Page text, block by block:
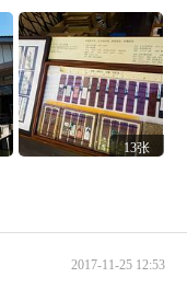
13张
2017-11-25 12:53